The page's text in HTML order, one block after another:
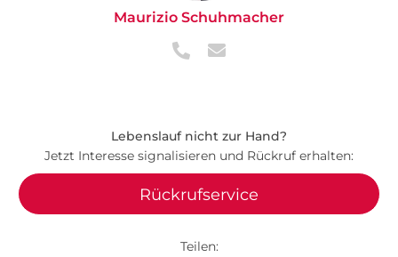
Maurizio Schuhmacher
Lebenslauf nicht zur Hand?
Jetzt Interesse signalisieren und Rückruf erhalten:
Rückrufservice
Teilen: